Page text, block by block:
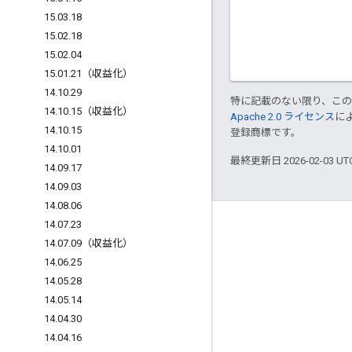
15.03.18
15.02.18
15.02.04
15.01 .21（収益化）
14.10.29
14.10.15（収益化）
14.10.15
14.10.01
14.09.17
14.09.03
14.08.06
14.07.23
14.07.09（収益化）
14.06.25
14.05.28
14.05.14
14.04.30
14.04.16
特に記載のない限り、こ
Apache 2.0 ライセンス に
登録商標です。
最終更新日 2026-02-03
Apigee について
We're part of Google
イベント
パートナー